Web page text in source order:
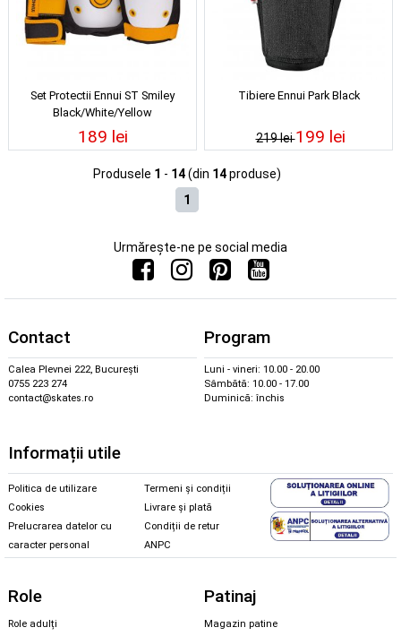
Set Protectii Ennui ST Smiley
Black/White/Yellow
189 lei
Tibiere Ennui Park Black
219 lei199 lei
Produsele 1 - 14(din 14produse)
1
Urmărește-ne pe social media
Contact
Calea Plevnei 222, București
0755 223 274
contact@skates.ro
Program
Luni - vineri: 10.00 - 20.00
Sâmbătă: 10.00 - 17.00
Duminică: închis
Informații utile
Politica de utilizare
Cookies
Prelucrarea datelor cu
caracter personal
Termeni și condiții
Livrare și plată
Condiții de retur
ANPC
Role
Role adulți
Patinaj
Magazin patine